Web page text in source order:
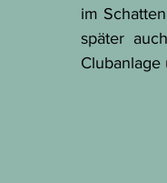
im
später
Clubanlage